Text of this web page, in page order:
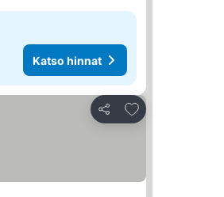
Katso hinnat
Jaa
Lisää suosikkeihin